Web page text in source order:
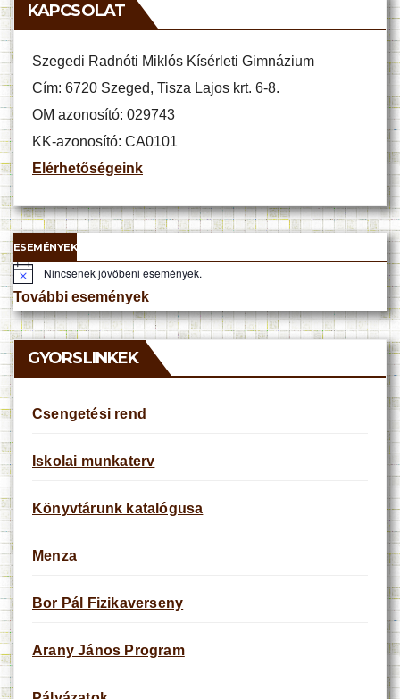
KAPCSOLAT
Szegedi Radnóti Miklós Kísérleti Gimnázium
Cím: 6720 Szeged, Tisza Lajos krt. 6-8.
OM azonosító: 029743
KK-azonosító: CA0101
Elérhetőségeink
ESEMÉNYEK
N
o
t
i
c
e
Nincsenek jövőbeni események.
További események
GYORSLINKEK
Csengetési rend
Iskolai munkaterv
Könyvtárunk katalógusa
Menza
Bor Pál Fizikaverseny
Arany János Program